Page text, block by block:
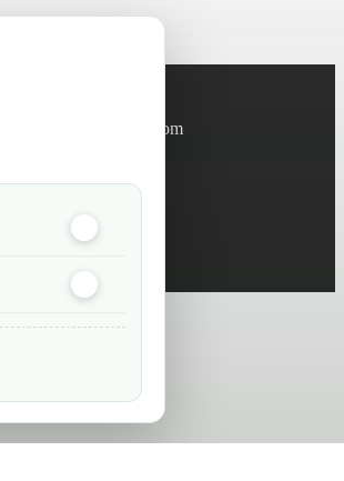
info@green-tech-shop.com